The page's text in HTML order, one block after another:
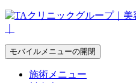
モバイルメニューの開閉
施術メニュー